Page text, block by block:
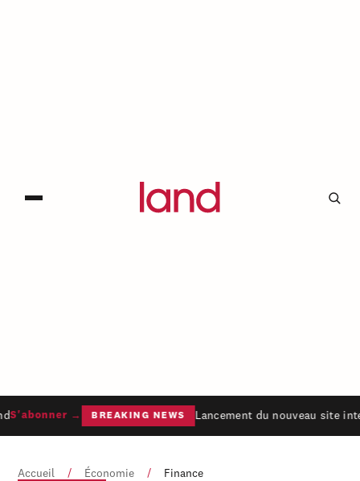
S'abonner → BREAKING NEWS Lancement du nouveau site
Accueil / Économie /
Finance